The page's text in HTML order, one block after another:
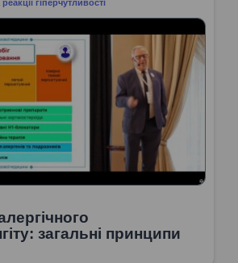
гіперчутливості
загальні принципи